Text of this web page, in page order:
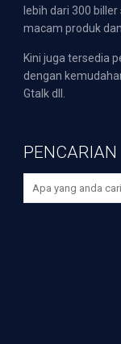
lebih dari 300
macam produk
Kini juga tersedia
dengan
Gtalk dll.
PENCARIAN